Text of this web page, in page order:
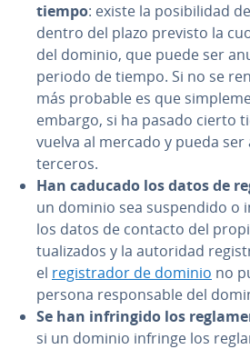
tiempo: existe la po­si­bi­li­dad
dentro del plazo previsto la
del dominio, que puede ser
periodo de tiempo. Si no se
más probable es que
embargo, si ha pasado cierto
vuelva al mercado y pueda
terceros.
Han caducado los datos de
un dominio sea su­s­pe­n­di­do o
los datos de contacto del
tua­li­za­dos y la autoridad
el re­gi­s­tra­dor de dominio no
persona re­s­po­n­sa­ble del
Se han in­fri­n­gi­do los
si un dominio infringe los